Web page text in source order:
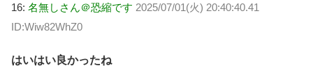
16: 名無しさん＠恐縮です 2025/07/01(火) 20:40:40.41
ID:Wiw82WhZ0
はいはい良かったね